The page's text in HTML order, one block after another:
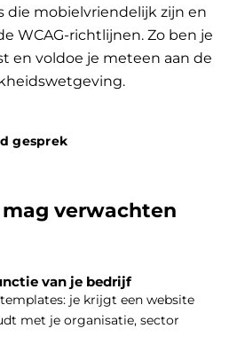
die mobielvriendelijk zijn en
WCAG-richtlijnen. Zo ben je
en voldoe je meteen aan de
gesprek
verwachten
van je bedrijf
je krijgt een website
met je organisatie, sector